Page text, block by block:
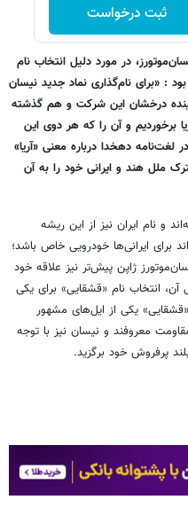
ثبت درخواست
در مورد دلیل انتخاب نام
: «برای نام‌گذاری نماد جدید نیسان
درخشان این شرکت و هم گذشته
برخوردیم و آن را که هر دوی این
لغت‌نامه دهخدا درباره معنی «آریا»
ملل هند و ایرانی خود را به آن
و نام ایران نیز از این ریشه
برای ایرانی‌ها خودرویی خاص باشد؛
ژاپن پیش‌تر نیز علاقه خود
آن، انتخاب نام «قشقایی» برای یکی
یکی از ایل‌های مشهور
معروفند و نیسان نیز با توجه
پرفروش خود برگزید.